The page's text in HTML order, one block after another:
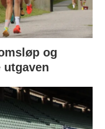
og
utgaven